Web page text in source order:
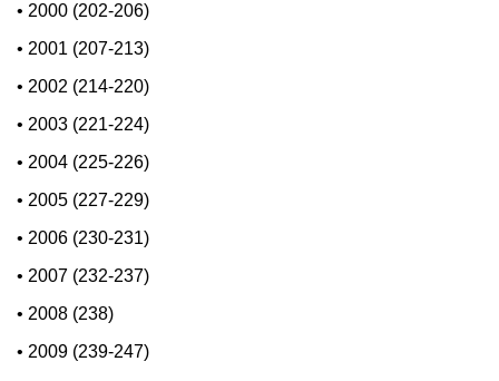
• 2000 (202-206)
• 2001 (207-213)
• 2002 (214-220)
• 2003 (221-224)
• 2004 (225-226)
• 2005 (227-229)
• 2006 (230-231)
• 2007 (232-237)
• 2008 (238)
• 2009 (239-247)